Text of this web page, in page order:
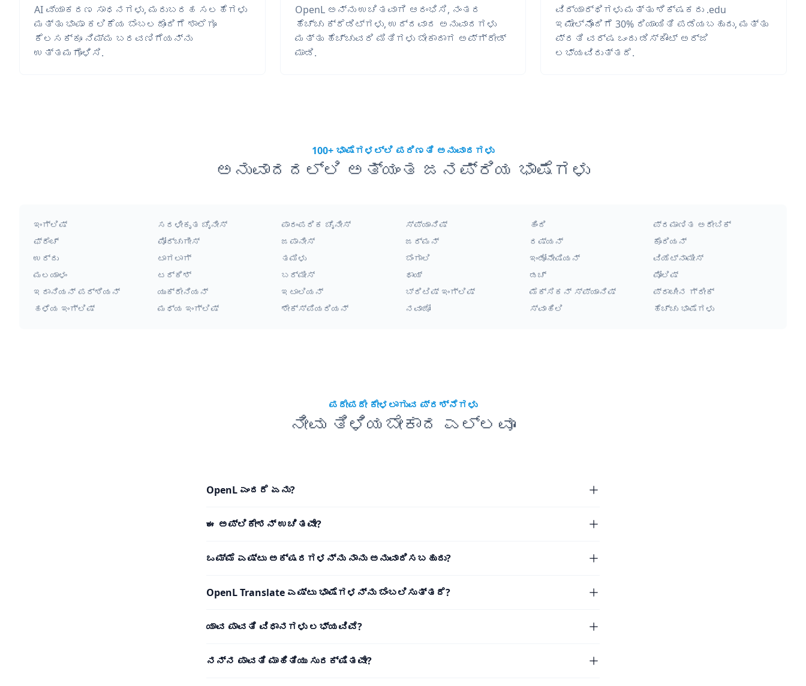
AI ವ್ಯಾಕರಣ ಸಾಧನಗಳು, ಮರುಬರಹ ಸಲಹೆಗಳು
ಮತ್ತು ಭಾಷಾ ಕಲಿಕೆಯ ಬೆಂಬಲದೊಂದಿಗೆ ಶಾಲೆಗೂ
ಕೆಲಸಕ್ಕೂ ನಿಮ್ಮ ಬರವಣಿಗೆಯನ್ನು
ಉತ್ತಮಗೊಳಿಸಿ.
OpenL ಅನ್ನು ಉಚಿತವಾಗಿ ಆರಂಭಿಸಿ, ನಂತರ
ಹೆಚ್ಚು ಕ್ರೆಡಿಟ್‌ಗಳು, ಉದ್ದವಾದ ಅನುವಾದಗಳು
ಮತ್ತು ಹೆಚ್ಚುವರಿ ಮಿತಿಗಳು ಬೇಕಾದಾಗ ಅಪ್‌ಗ್ರೇಡ್
ಮಾಡಿ.
ವಿದ್ಯಾರ್ಥಿಗಳು ಮತ್ತು ಶಿಕ್ಷಕರು .edu
ಇಮೇಲ್‌ನೊಂದಿಗೆ 30% ರಿಯಾಯಿತಿ ಪಡೆಯಬಹುದು, ಮತ್ತು
ಪ್ರತಿ ವರ್ಷ ಒಂದು ಡಿಸ್ಕೌಂಟ್ ಅರ್ಜಿ
ಲಭ್ಯವಿರುತ್ತದೆ.
100+ ಭಾಷೆಗಳಲ್ಲಿ ಪರಿಣತಿ ಅನುವಾದಗಳು
ಅನುವಾದದಲ್ಲಿ ಅತ್ಯಂತ ಜನಪ್ರಿಯ ಭಾಷೆಗಳು
ಇಂಗ್ಲಿಷ್ ಸರಳೀಕೃತ ಚೈನೀಸ್ ಪಾರಂಪರಿಕ ಚೈನೀಸ್ ಸ್ಪ್ಯಾನಿಷ್ ಹಿಂದಿ
ಪ್ರಮಾಣಿತ ಅರೇಬಿಕ್
ಫ್ರೆಂಚ್
ಪೋರ್ಚುಗೀಸ್ ಜಪಾನೀಸ್ ಜರ್ಮನ್ ರಷ್ಯನ್
ಕೊರಿಯನ್
ಉರ್ದು
ಟಾಗಲಾಗ್ ತಮಿಳು ಬೆಂಗಾಲಿ ಇಂಡೋನೇಷಿಯನ್
ವಿಯೆಟ್ನಾಮೀಸ್
ಮಲಯಾಳಂ
ಟರ್ಕಿಶ್ ಬರ್ಮೀಸ್ ಥಾಯ್ ಡಚ್
ಪೋಲಿಷ್
ಇರಾನಿಯನ್ ಪರ್ಶಿಯನ್
ಯುಕ್ರೇನಿಯನ್ ಇಟಾಲಿಯನ್ ಬ್ರಿಟಿಷ್ ಇಂಗ್ಲಿಷ್ ಮೆಕ್ಸಿಕನ್ ಸ್ಪ್ಯಾನಿಷ್
ಪ್ರಾಚೀನ ಗ್ರೀಕ್
ಹಳೆಯ ಇಂಗ್ಲಿಷ್
ಮಧ್ಯ ಇಂಗ್ಲಿಷ್ ಶೇಕ್ಸ್‌ಪಿಯರಿಯನ್ ನವಾಜೋ ಸ್ವಾಹಿಲಿ ಹೆಚ್ಚು ಭಾಷೆಗಳು
ಪದೇಪದೇ ಕೇಳಲಾಗುವ ಪ್ರಶ್ನೆಗಳು
ನೀವು ತಿಳಿಯಬೇಕಾದ ಎಲ್ಲವೂ
OpenL ಎಂದರೆ ಏನು?
ಈ ಅಪ್ಲಿಕೇಶನ್ ಉಚಿತವೇ?
ಒಮ್ಮೆ ಎಷ್ಟು ಅಕ್ಷರಗಳನ್ನು ನಾನು ಅನುವಾದಿಸಬಹುದು?
OpenL Translate ಎಷ್ಟು ಭಾಷೆಗಳನ್ನು ಬೆಂಬಲಿಸುತ್ತದೆ?
ಯಾವ ಪಾವತಿ ವಿಧಾನಗಳು ಲಭ್ಯವಿವೆ?
ನನ್ನ ಪಾವತಿ ಮಾಹಿತಿಯು ಸುರಕ್ಷಿತವೇ?